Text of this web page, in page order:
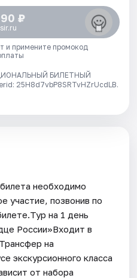
₽
и примените промокод
БИЛЕТНЫЙ
25H8d7vbP8SRTvHZrUcdLB.
необходимо
позвонив по
на 1 день
России»Входит в
на
экскурсионного класса
от набора